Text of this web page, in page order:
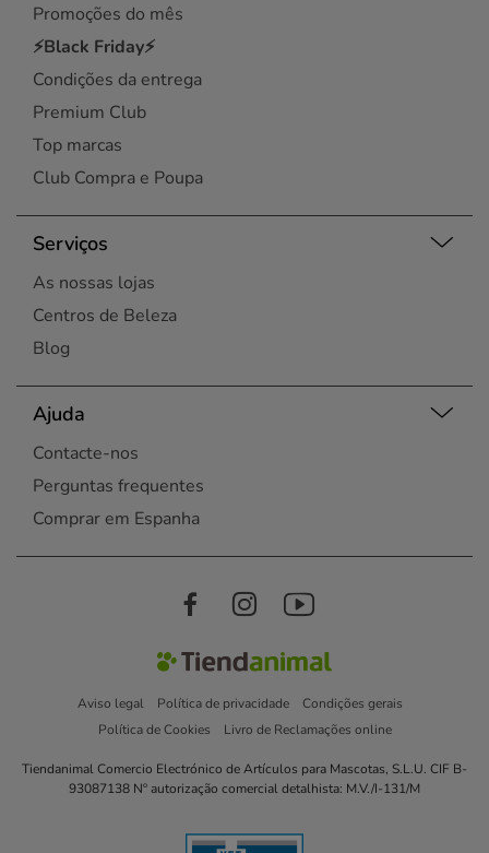
Promoções do mês
⚡Black Friday⚡
Condições da entrega
Premium Club
Top marcas
Club Compra e Poupa
Serviços
As nossas lojas
Centros de Beleza
Blog
Ajuda
Contacte-nos
Perguntas frequentes
Comprar em Espanha
Aviso legal Política de privacidade
Condições gerais
Política de Cookies
Livro de Reclamações online
Tiendanimal Comercio Electrónico de Artículos para Mascotas, S.L.U. CIF B-
93087138 Nº autorização comercial detalhista: M.V./I-131/M